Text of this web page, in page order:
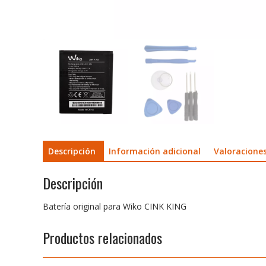
Descripción Información adicional
Descripción
Batería original para Wiko CINK KING
Productos relacionados